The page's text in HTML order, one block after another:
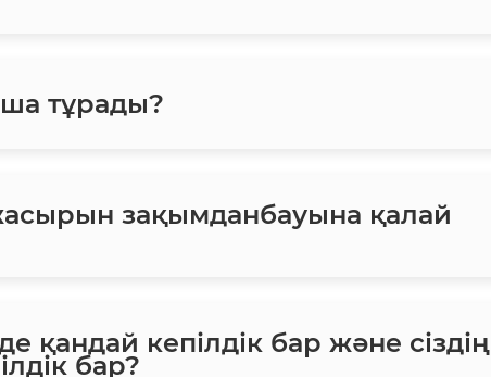
тұрады?
зақымданбауына қалай
қандай кепілдік бар және сіздің
бар?